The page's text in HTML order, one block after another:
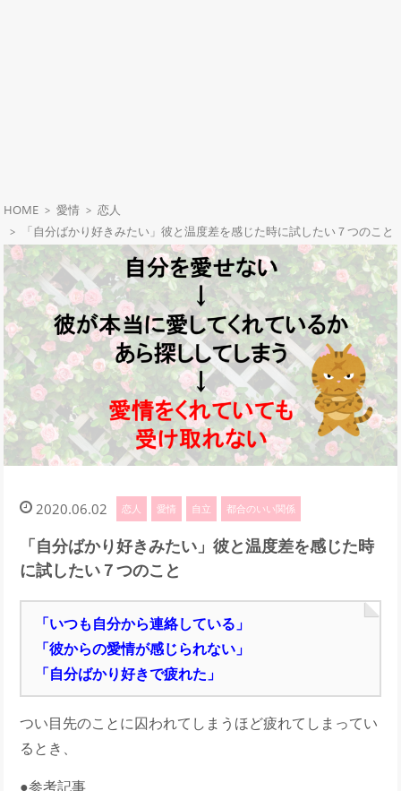
HOME 愛情
恋人
「自分ばかり好きみたい」彼と温度差を感じた時に試したい７つのこと
2020.06.02 恋人 愛情 自立 都合のいい関係
「自分ばかり好きみたい」彼と温度差を感じた時
に試したい７つのこと
「いつも自分から連絡している」
「彼からの愛情が感じられない」
「自分ばかり好きで疲れた」
つい目先のことに囚われてしまうほど疲れてしまってい
るとき、
●参考記事